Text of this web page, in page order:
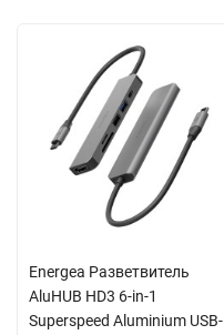
Energea Разветвитель
AluHUB HD3 6-in-1
Superspeed Aluminium USB-